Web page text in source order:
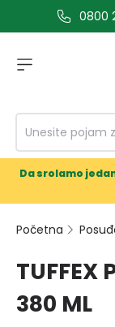
glavni sadržaj
0800
Da srolamo
Početna
TUFFEX
380 ML